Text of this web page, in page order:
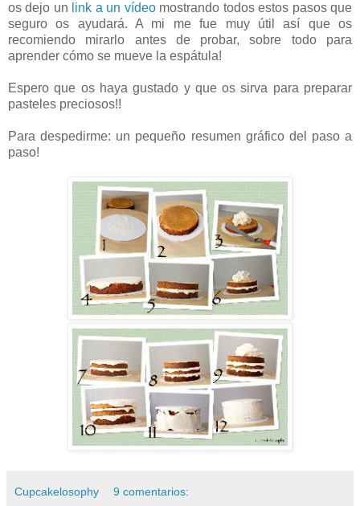
os dejo un link a un vídeomostrando todos estos pasos que
seguro os ayudará. A mi me fue muy útil así que os
recomiendo mirarlo antes de probar, sobre todo para
aprender cómo se mueve la espátula!
Espero que os haya gustado y que os sirva para preparar
pasteles preciosos!!
Para despedirme: un pequeño resumen gráfico del paso a
paso!
Cupcakelosophy 9 comentarios: